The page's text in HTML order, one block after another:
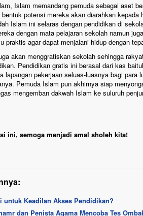
Islam memandang pemuda sebagai aset
potensi mereka akan diarahkan
Islam ini selaras dengan pendidikan di
dengan mata pelajaran sekolah namun
praktis agar dapat menjalani hidup dengan
akan menggratiskan sekolah sehingga
Pendidikan gratis ini berasal dari kas
lapangan pekerjaan seluas-luasnya bagi para
Pemuda Islam pun akhirnya siap
mengemban dakwah Islam ke suluruh
ini, semoga menjadi amal sholeh kita!
untuk Keadilan Akses Pendidikan?
dan Penista Agama Mencoba Tes